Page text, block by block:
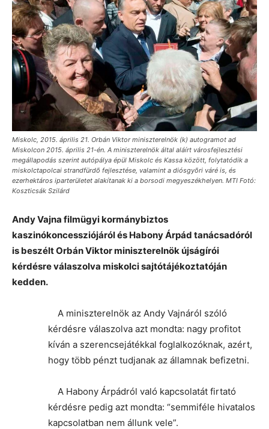
Miskolc, 2015. április 21. Orbán Viktor miniszterelnök (k) autogramot ad
Miskolcon 2015. április 21-én. A miniszterelnök által aláírt városfejlesztési
megállapodás szerint autópálya épül Miskolc és Kassa között, folytatódik a
miskolctapolcai strandfürdõ fejlesztése, valamint a diósgyõri váré is, és
ezerhektáros iparterületet alakítanak ki a borsodi megyeszékhelyen. MTI Fotó:
Koszticsák Szilárd
Andy Vajna filmügyi kormánybiztos
kaszinókoncessziójáról és Habony Árpád tanácsadóról
is beszélt Orbán Viktor miniszterelnök újságírói
kérdésre válaszolva miskolci sajtótájékoztatóján
kedden.
A miniszterelnök az Andy Vajnáról szóló
kérdésre válaszolva azt mondta: nagy profitot
kíván a szerencsejátékkal foglalkozóknak, azért,
hogy több pénzt tudjanak az államnak befizetni.
A Habony Árpádról való kapcsolatát firtató
kérdésre pedig azt mondta: “semmiféle hivatalos
kapcsolatban nem állunk vele”.